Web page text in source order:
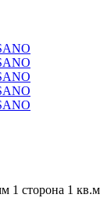
1 сторона 1 кв.м